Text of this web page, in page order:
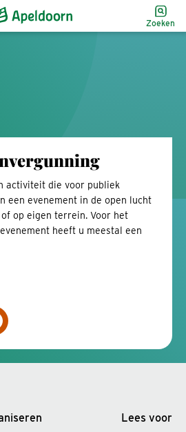
Zoeken
activiteit die voor publiek
een evenement in de open lucht
op eigen terrein. Voor het
heeft u meestal een
Lees voor